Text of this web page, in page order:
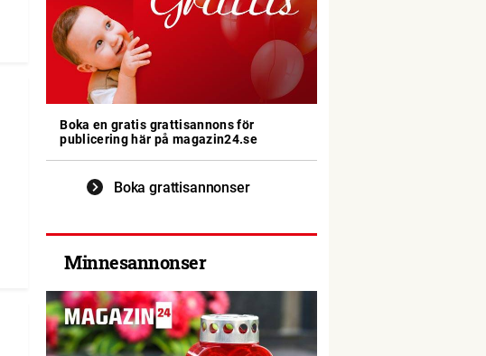
Boka en gratis grattisannons för
publicering här på magazin24.se
Boka grattisannonser
Minnesannonser